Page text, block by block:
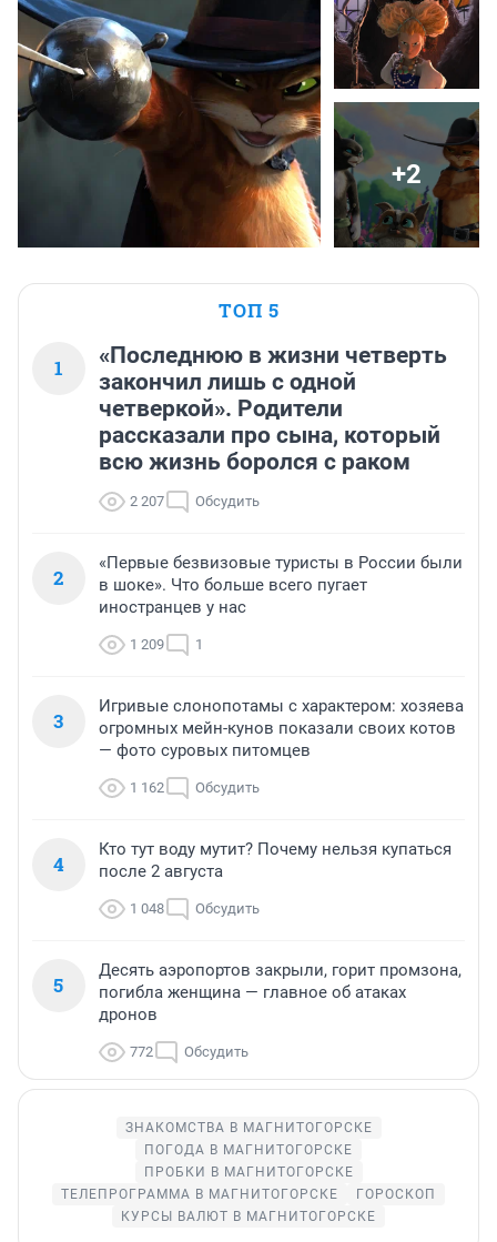
+2
ТОП 5
1
«Последнюю в жизни четверть
закончил лишь с одной
четверкой». Родители
рассказали про сына, который
всю жизнь боролся с раком
2 207 Обсудить
2
«Первые безвизовые туристы в России были
в шоке». Что больше всего пугает
иностранцев у нас
1 209 1
3
Игривые слонопотамы с характером: хозяева
огромных мейн-кунов показали своих котов
— фото суровых питомцев
1 162 Обсудить
4
Кто тут воду мутит? Почему нельзя купаться
после 2 августа
1 048 Обсудить
5
Десять аэропортов закрыли, горит промзона,
погибла женщина — главное об атаках
дронов
772 Обсудить
ЗНАКОМСТВА В МАГНИТОГОРСКЕ
ПОГОДА В МАГНИТОГОРСКЕ
ПРОБКИ В МАГНИТОГОРСКЕ
ТЕЛЕПРОГРАММА В МАГНИТОГОРСКЕ
ГОРОСКОП
КУРСЫ ВАЛЮТ В МАГНИТОГОРСКЕ